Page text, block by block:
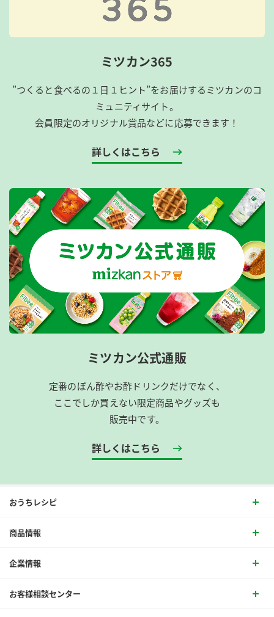
ミツカン365
”つくると食べるの１日１ヒント”をお届けするミツカンのコ
ミュニティサイト。
会員限定のオリジナル賞品などに応募できます！
詳しくはこちら
ミツカン公式通販
定番のぽん酢やお酢ドリンクだけでなく、
ここでしか買えない限定商品やグッズも
販売中です。
詳しくはこちら
おうちレシピ
商品情報
企業情報
お客様相談センター